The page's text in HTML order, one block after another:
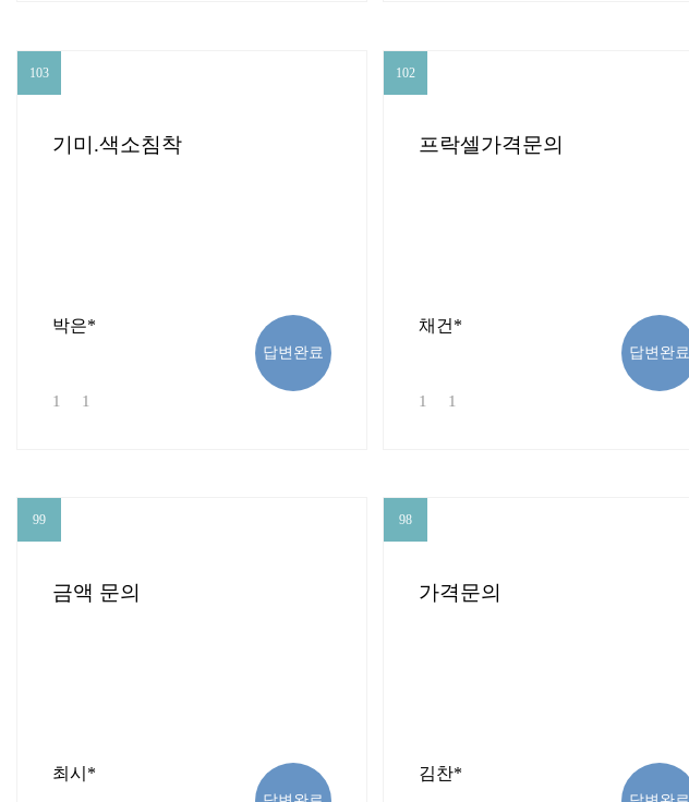
103
103
기미.색소침착
박은*
답변완료
1 1
102
102
프락셀가격문의
채건*
답변완료
1 1
99
99
금액 문의
최시*
98
98
가격문의
김찬*